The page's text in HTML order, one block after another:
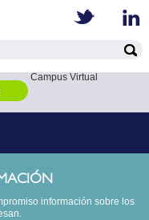
Campus Virtual
información sobre los